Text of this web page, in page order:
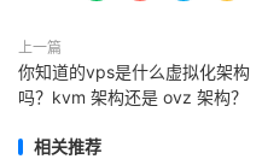
上一篇
你知道的vps是什么虚拟化架构
吗？kvm 架构还是 ovz 架构？
相关推荐